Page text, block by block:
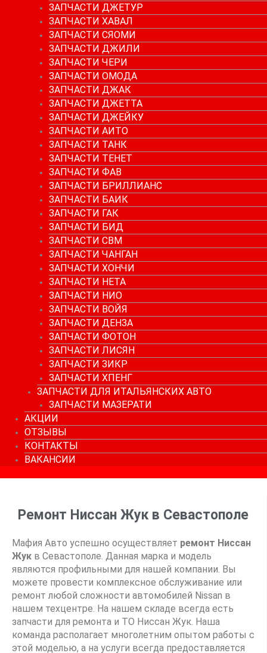
ЗАПЧАСТИ ДЖЕТУР
ЗАПЧАСТИ ХАВАЛ
ЗАПЧАСТИ СЯОМИ
ЗАПЧАСТИ ДЖИЛИ
ЗАПЧАСТИ ЧЕРИ
ЗАПЧАСТИ ОМОДА
ЗАПЧАСТИ ДЖАК
ЗАПЧАСТИ ДЖЕТТА
ЗАПЧАСТИ ДЖЕЙКУ
ЗАПЧАСТИ АИТО
ЗАПЧАСТИ ТАНК
ЗАПЧАСТИ ТЕНЕТ
ЗАПЧАСТИ ФАВ
ЗАПЧАСТИ БРИЛЛИАНС
ЗАПЧАСТИ БАИК
ЗАПЧАСТИ ГАК
ЗАПЧАСТИ БИД
ЗАПЧАСТИ СВМ
ЗАПЧАСТИ ЧАНГАН
ЗАПЧАСТИ ХОНЧИ
ЗАПЧАСТИ НЕТА
ЗАПЧАСТИ НИО
ЗАПЧАСТИ ВОЙЯ
ЗАПЧАСТИ ДЕНЗА
ЗАПЧАСТИ ФОТОН
ЗАПЧАСТИ ЛИСЯН
ЗАПЧАСТИ ЗИКР
ЗАПЧАСТИ ХПЕНГ
ЗАПЧАСТИ ДЛЯ ИТАЛЬЯНСКИХ АВТО
ЗАПЧАСТИ МАЗЕРАТИ
АКЦИИ
ОТЗЫВЫ
КОНТАКТЫ
ВАКАНСИИ
Ремонт Ниссан Жук в Севастополе
Мафия Авто успешно осуществляет ремонт Ниссан
Жук в Севастополе. Данная марка и модель
являются профильными для нашей компании. Вы
можете провести комплексное обслуживание или
ремонт любой сложности автомобилей Nissan в
нашем техцентре. На нашем складе всегда есть
запчасти для ремонта и ТО Ниссан Жук. Наша
команда располагает многолетним опытом работы с
этой моделью, а на услуги всегда предоставляется